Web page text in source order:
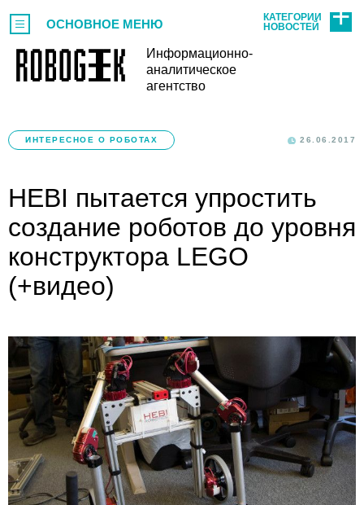
Информационно-
аналитическое
агентство
ОСНОВНОЕ МЕНЮ
КАТЕГОРИИ
НОВОСТЕЙ
ИНТЕРЕСНОЕ О РОБОТАХ 26.06.2017
HEBI пытается упростить
создание роботов до уровня
конструктора LEGO
(+видео)